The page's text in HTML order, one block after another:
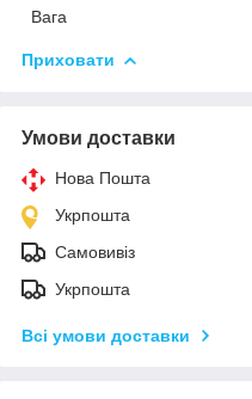
Вага
Приховати
Умови доставки
Нова Пошта
Укрпошта
Самовивіз
Укрпошта
Всі умови доставки